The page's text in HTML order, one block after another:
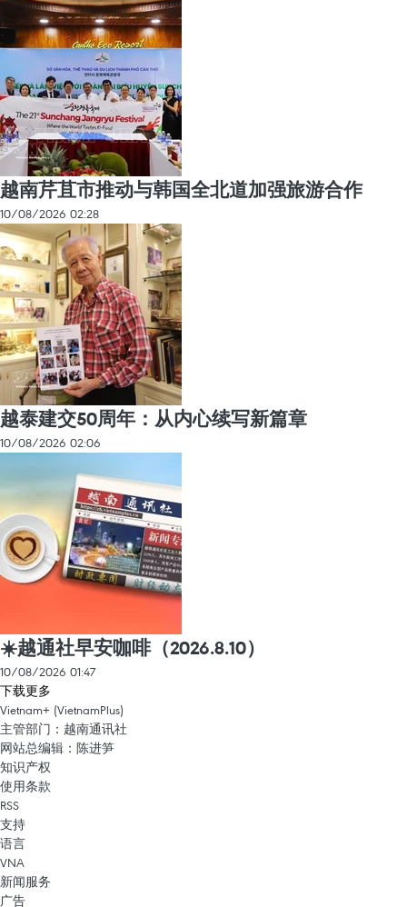
越南芹苴市推动与韩国全北道加强旅游合作
10/08/2026 02:28
越泰建交50周年：从内心续写新篇章
10/08/2026 02:06
☀️越通社早安咖啡（2026.8.10）
10/08/2026 01:47
下载更多
Vietnam+ (VietnamPlus)
主管部门：越南通讯社
网站总编辑：陈进笋
知识产权
使用条款
RSS
支持
语言
VNA
新闻服务
广告